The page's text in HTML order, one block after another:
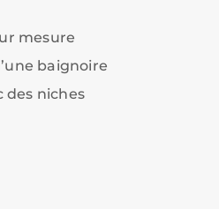
mesure
baignoire
des niches